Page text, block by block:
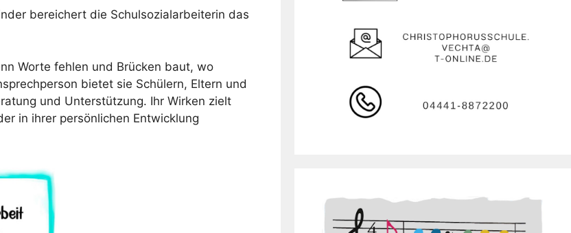
bereichert die Schulsozialarbeiterin das
Worte fehlen und Brücken baut, wo
bietet sie Schülern, Eltern und
und Unterstützung. Ihr Wirken zielt
in ihrer persönlichen Entwicklung